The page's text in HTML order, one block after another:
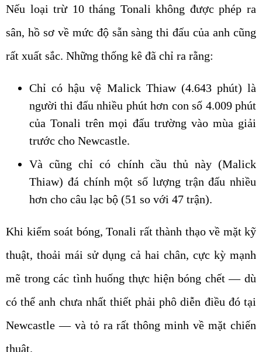
Nếu loại trừ 10 tháng Tonali không được phép ra
sân, hồ sơ về mức độ sẵn sàng thi đấu của anh cũng
rất xuất sắc. Những thống kê đã chỉ ra rằng:
Chỉ có hậu vệ Malick Thiaw (4.643 phút) là
người thi đấu nhiều phút hơn con số 4.009 phút
của Tonali trên mọi đấu trường vào mùa giải
trước cho Newcastle.
Và cũng chỉ có chính cầu thủ này (Malick
Thiaw) đá chính một số lượng trận đấu nhiều
hơn cho câu lạc bộ (51 so với 47 trận).
Khi kiểm soát bóng, Tonali rất thành thạo về mặt kỹ
thuật, thoải mái sử dụng cả hai chân, cực kỳ mạnh
mẽ trong các tình huống thực hiện bóng chết — dù
có thể anh chưa nhất thiết phải phô diễn điều đó tại
Newcastle — và tỏ ra rất thông minh về mặt chiến
thuật.